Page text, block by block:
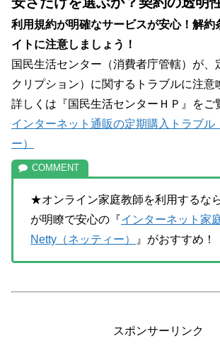
利用規約が明確なサービスが安心！解約
イトに注意しましょう！
国民生活センター（消費者庁管轄）が、
クリプション）に関するトラブルに注意
詳しくは『国民生活センターＨＰ』をご
インターネット通販の定期購入トラブル
ー）
★オンライン家庭教師を利用するな
が明瞭で安心の『インターネット家
Netty（ネッティー）
』がおすすめ！
スポンサーリンク